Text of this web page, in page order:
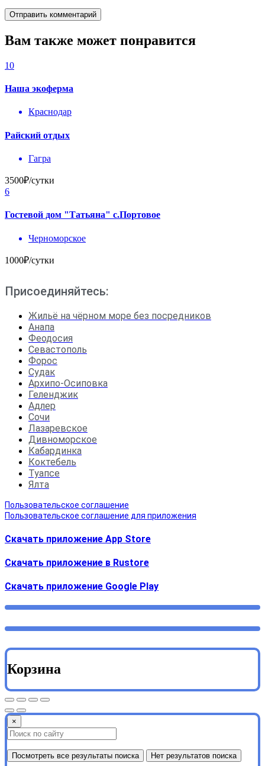
Вам также может понравится
10
Наша экоферма
Краснодар
Райский отдых
Гагра
3500₽/сутки
6
Гостевой дом "Татьяна" с.Портовое
Черноморское
1000₽/сутки
Присоединяйтесь:
Жильё на чёрном море без посредников
Анапа
Феодосия
Севастополь
Форос
Судак
Архипо-Осиповка
Геленджик
Адлер
Сочи
Лазаревское
Дивноморское
Кабардинка
Коктебель
Туапсе
Ялта
Пользовательское соглашение
Пользовательское соглашение для приложения
Скачать приложение App Store
Скачать приложение в Rustore
Cкачать приложение Google Play
Корзина
×
Посмотреть все результаты поиска Нет результатов поиска